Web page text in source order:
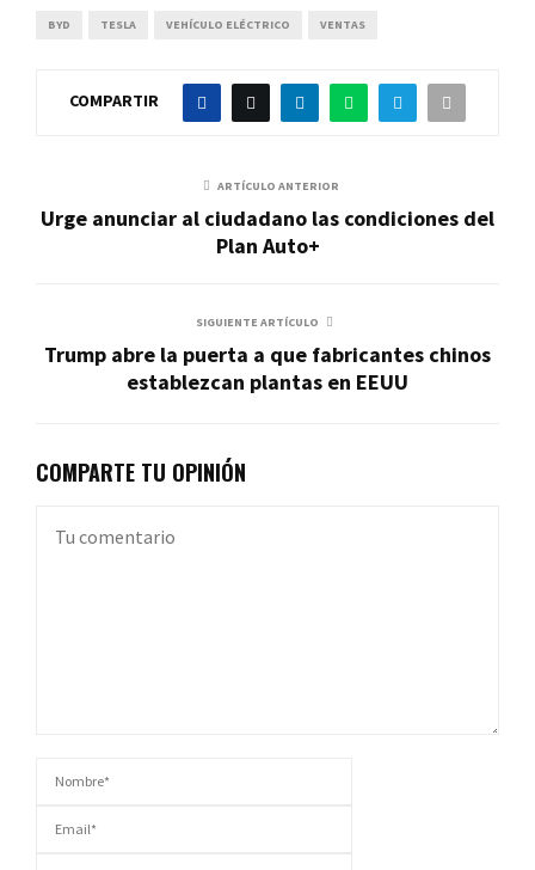
BYD TESLA VEHÍCULO ELÉCTRICO VENTAS
COMPARTIR
ARTÍCULO ANTERIOR
Urge anunciar al ciudadano las condiciones del
Plan Auto+
SIGUIENTE ARTÍCULO
Trump abre la puerta a que fabricantes chinos
establezcan plantas en EEUU
COMPARTE TU OPINIÓN